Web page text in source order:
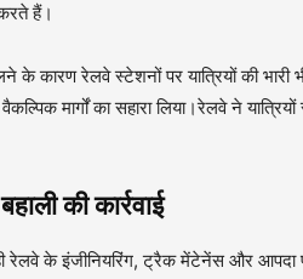
हैं।
के कारण रेलवे स्टेशनों पर यात्रियों की भारी
मार्गों का सहारा लिया।रेलवे ने
की कार्रवाई
रेलवे के इंजीनियरिंग, ट्रैक मेंटेनेंस और आपदा